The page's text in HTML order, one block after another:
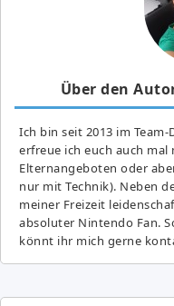
Über den
Ich bin seit 2013 im
erfreue ich euch auch
Elternangeboten oder
nur mit Technik). Neben
meiner Freizeit
absoluter Nintendo Fan.
könnt ihr mich gerne